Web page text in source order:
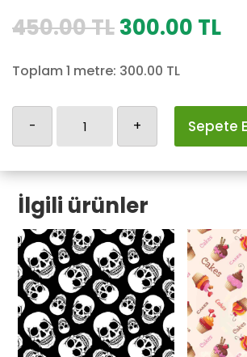
450.00TLOrijinal
450.00 TL.
300.00 TLŞu
Toplam 1 metre: 300.00 TL
- + Sepete
İlgili ürünler